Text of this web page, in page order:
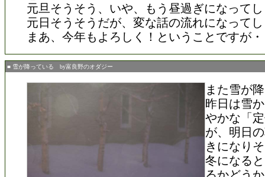
元旦そうそう、いや、もう昼過ぎになって
元日そうそうだが、変な話の流れになって
まあ、今年もよろしく！ということですが
■ 雪が降っている by富良野のオダジー
また雪が
昨日は雪
やかな「
が、明日
きになり
冬になる